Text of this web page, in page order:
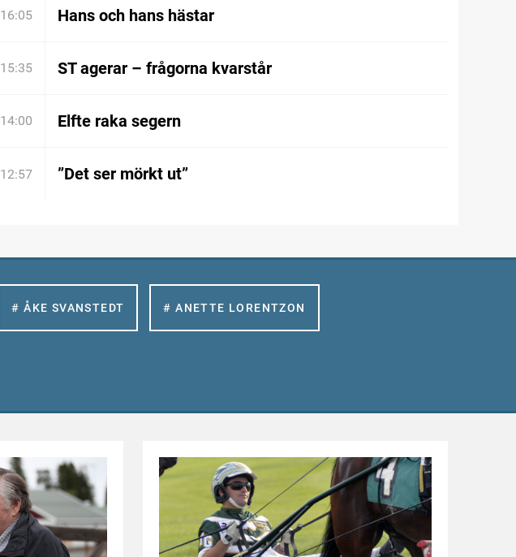
16:05 Hans och hans hästar
15:35 ST agerar – frågorna kvarstår
14:00 Elfte raka segern
12:57 ”Det ser mörkt ut”
# ÅKE SVANSTEDT # ANETTE LORENTZON